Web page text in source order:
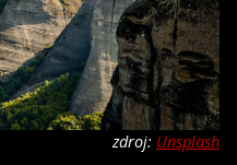
zdroj: Unsplash